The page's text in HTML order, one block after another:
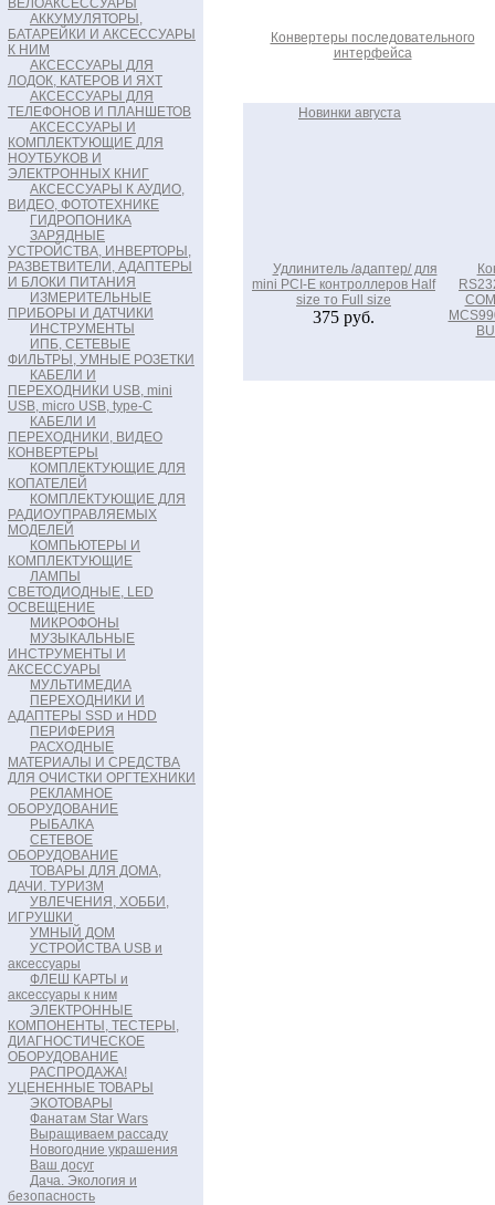
ВЕЛОАКСЕССУАРЫ
АККУМУЛЯТОРЫ,
БАТАРЕЙКИ И АКСЕССУАРЫ
К НИМ
АКСЕССУАРЫ ДЛЯ
ЛОДОК, КАТЕРОВ И ЯХТ
АКСЕССУАРЫ ДЛЯ
ТЕЛЕФОНОВ И ПЛАНШЕТОВ
АКСЕССУАРЫ И
КОМПЛЕКТУЮЩИЕ ДЛЯ
НОУТБУКОВ И
ЭЛЕКТРОННЫХ КНИГ
АКСЕССУАРЫ К АУДИО,
ВИДЕО, ФОТОТЕХНИКЕ
ГИДРОПОНИКА
ЗАРЯДНЫЕ
УСТРОЙСТВА, ИНВЕРТОРЫ,
РАЗВЕТВИТЕЛИ, АДАПТЕРЫ
И БЛОКИ ПИТАНИЯ
ИЗМЕРИТЕЛЬНЫЕ
ПРИБОРЫ И ДАТЧИКИ
ИНСТРУМЕНТЫ
ИПБ, СЕТЕВЫЕ
ФИЛЬТРЫ, УМНЫЕ РОЗЕТКИ
КАБЕЛИ И
ПЕРЕХОДНИКИ USB, mini
USB, micro USB, type-C
КАБЕЛИ И
ПЕРЕХОДНИКИ, ВИДЕО
КОНВЕРТЕРЫ
КОМПЛЕКТУЮЩИЕ ДЛЯ
КОПАТЕЛЕЙ
КОМПЛЕКТУЮЩИЕ ДЛЯ
РАДИОУПРАВЛЯЕМЫХ
МОДЕЛЕЙ
КОМПЬЮТЕРЫ И
КОМПЛЕКТУЮЩИЕ
ЛАМПЫ
СВЕТОДИОДНЫЕ, LED
ОСВЕЩЕНИЕ
МИКРОФОНЫ
МУЗЫКАЛЬНЫЕ
ИНСТРУМЕНТЫ И
АКСЕССУАРЫ
МУЛЬТИМЕДИА
ПЕРЕХОДНИКИ И
АДАПТЕРЫ SSD и HDD
ПЕРИФЕРИЯ
РАСХОДНЫЕ
МАТЕРИАЛЫ И СРЕДСТВА
ДЛЯ ОЧИСТКИ ОРГТЕХНИКИ
РЕКЛАМНОЕ
ОБОРУДОВАНИЕ
РЫБАЛКА
СЕТЕВОЕ
ОБОРУДОВАНИЕ
ТОВАРЫ ДЛЯ ДОМА,
ДАЧИ. ТУРИЗМ
УВЛЕЧЕНИЯ, ХОББИ,
ИГРУШКИ
УМНЫЙ ДОМ
УСТРОЙСТВА USB и
аксессуары
ФЛЕШ КАРТЫ и
аксессуары к ним
ЭЛЕКТРОННЫЕ
КОМПОНЕНТЫ, ТЕСТЕРЫ,
ДИАГНОСТИЧЕСКОЕ
ОБОРУДОВАНИЕ
РАСПРОДАЖА!
УЦЕНЕННЫЕ ТОВАРЫ
ЭКОТОВАРЫ
Фанатам Star Wars
Выращиваем рассаду
Новогодние украшения
Ваш досуг
Дача. Экология и
безопасность
Конвертеры последовательного
интерфейса
Новинки августа
Удлинитель /адаптер/ для
mini PCI-E контроллеров Half
size то Full size
375 руб.